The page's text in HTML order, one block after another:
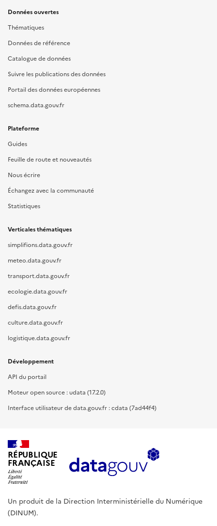
Données ouvertes
Thématiques
Données de référence
Catalogue de données
Suivre les publications des données
Portail des données européennes
schema.data.gouv.fr
Plateforme
Guides
Feuille de route et nouveautés
Nous écrire
Échangez avec la communauté
Statistiques
Verticales thématiques
simplifions.data.gouv.fr
meteo.data.gouv.fr
transport.data.gouv.fr
ecologie.data.gouv.fr
defis.data.gouv.fr
culture.data.gouv.fr
logistique.data.gouv.fr
Développement
API du portail
Moteur open source : udata (17.2.0)
Interface utilisateur de data.gouv.fr : cdata (7ad44f4)
RÉPUBLIQUE
FRANÇAISE
Un produit de la Direction Interministérielle du Numérique
(DINUM).